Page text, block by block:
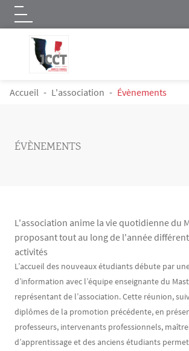
Aller au contenu principal
Logo
FIL D'ARIANE
Accueil L'association Évènements
ÉVÈNEMENTS
L'association anime la vie quotidienne du
proposant tout au long de l'année
activités
Contenu
Texte
L’accueil des nouveaux étudiants débute par
d’information avec l’équipe enseignante du
représentant de l’association. Cette réunion,
diplômes de la promotion précédente, en
professeurs, intervenants professionnels,
d’apprentissage et des anciens étudiants